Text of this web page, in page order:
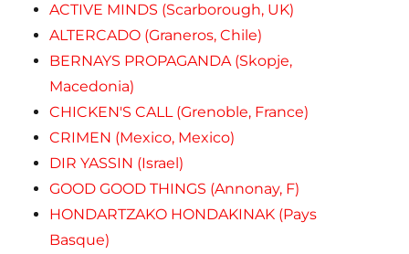
ACTIVE MINDS (Scarborough, UK)
ALTERCADO (Graneros, Chile)
BERNAYS PROPAGANDA (Skopje,
Macedonia)
CHICKEN'S CALL (Grenoble, France)
CRIMEN (Mexico, Mexico)
DIR YASSIN (Israel)
GOOD GOOD THINGS (Annonay, F)
HONDARTZAKO HONDAKINAK (Pays
Basque)